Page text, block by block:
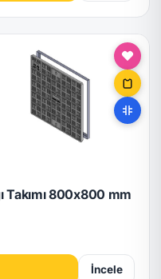
Takımı 800x800 mm
İncele